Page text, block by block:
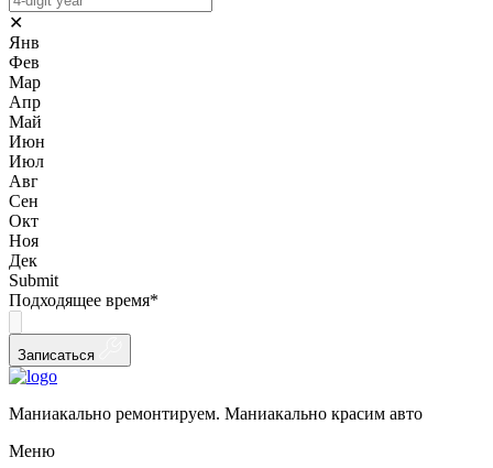
✕
Янв
Фев
Мар
Апр
Май
Июн
Июл
Авг
Сен
Окт
Ноя
Дек
Submit
Подходящее время*
Записаться
Маниакально ремонтируем. Маниакально красим авто
Меню